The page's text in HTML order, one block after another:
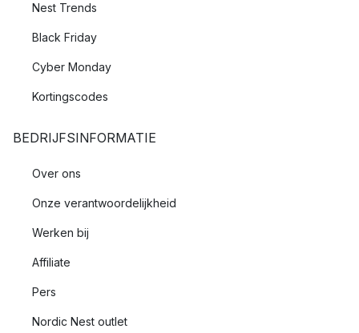
Nest Trends
Black Friday
Cyber Monday
Kortingscodes
BEDRIJFSINFORMATIE
Over ons
Onze verantwoordelijkheid
Werken bij
Affiliate
Pers
Nordic Nest outlet